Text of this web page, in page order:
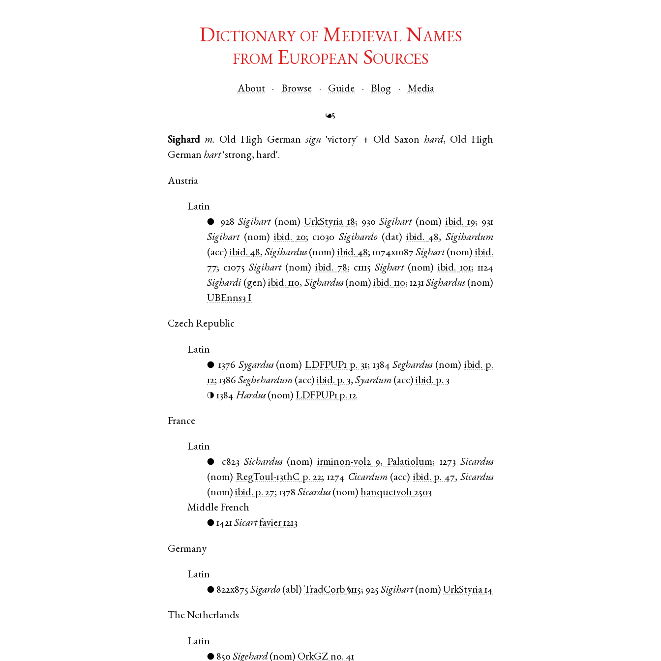
Dictionary of Medieval Names
from European Sources
About Browse Guide Blog Media
☙
Sighard m. Old High German sigu 'victory' + Old Saxon hard, Old High
German hart'strong, hard'.
Austria
Latin
● 928 Sigihart(nom) UrkStyria 18; 930 Sigihart(nom) ibid. 19; 931
Sigihart(nom) ibid. 20; c1030 Sigihardo(dat)ibid. 48, Sigihardum
(acc) ibid. 48,Sigihardus(nom) ibid. 48; 1074x1087 Sighart(nom) ibid.
77; c1075 Sigihart(nom)ibid. 78; c1115 Sighart(nom) ibid. 101; 1124
Sighardi (gen)ibid. 110, Sighardus(nom)ibid. 110;1231 Sighardus(nom)
UBEnns3 I
Czech Republic
Latin
● 1376 Sygardus(nom) LDFPUP1 p. 31; 1384 Seghardus(nom) ibid. p.
12;1386 Seghehardum (acc)ibid. p. 3,Syardum (acc)ibid. p. 3
◑ 1384 Hardus(nom) LDFPUP1 p. 12
France
Latin
● c823 Sichardus(nom)irminon-vol2 9, Palatiolum; 1273 Sicardus
(nom) RegToul-13thC p. 22; 1274 Cicardum(acc) ibid. p. 47, Sicardus
(nom)ibid. p. 27;1378 Sicardus(nom)hanquetvol1 2503
Middle French
● 1421 Sicartfavier1213
Germany
Latin
● 822x875 Sigardo (abl)TradCorb §115; 925 Sigihart(nom) UrkStyria 14
The Netherlands
Latin
● 850 Sigehard(nom) OrkGZ no. 41